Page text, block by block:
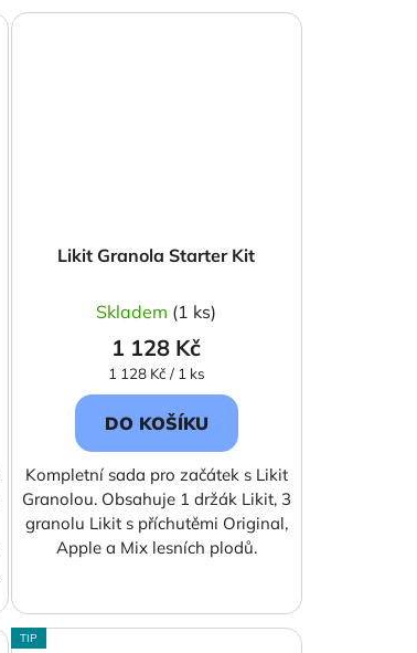
Likit Granola Starter Kit
Skladem (1 ks)
1 128 Kč
Měrná
cena:
1 128 Kč / 1 ks
DO KOŠÍKU
Kompletní sada pro začátek s Likit
Granolou. Obsahuje 1 držák Likit, 3
granolu Likit s příchutěmi Original,
Apple a Mix lesních plodů.
TIP